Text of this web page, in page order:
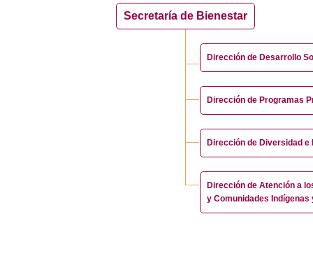
Secretaría de Bienestar
Dirección de Desarrollo
Dirección de Programas
Dirección de Diversidad e
Dirección de Atención a
y Comunidades